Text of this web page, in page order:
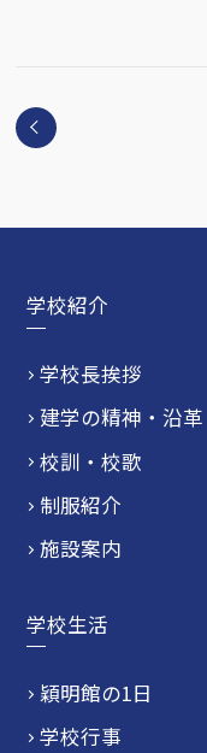
学校紹介
学校長挨拶
建学の精神・沿革
校訓・校歌
制服紹介
施設案内
学校生活
穎明館の1日
学校行事